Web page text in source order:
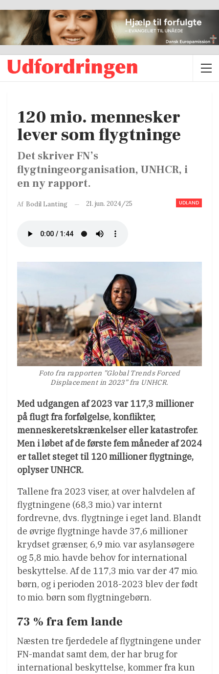
120 mio. mennesker
lever som flygtninge
Det skriver FN’s
flygtningeorganisation, UNHCR, i
en ny rapport.
UDLAND
Af Bodil Lanting 21. jun. 2024/25
Foto fra rapporten ”Global Trends Forced
Displacement in 2023” fra UNHCR.
Med udgangen af 2023 var 117,3 millioner
på flugt fra forfølgelse, konflikter,
menneskeretskrænkelser eller katastrofer.
Men i løbet af de første fem måneder af 2024
er tallet steget til 120 millioner flygtninge,
oplyser UNHCR.
Tallene fra 2023 viser, at over halvdelen af
flygtningene (68,3 mio.) var internt
fordrevne, dvs. flygtninge i eget land. Blandt
de øvrige flygtninge havde 37,6 millioner
krydset grænser, 6,9 mio. var asylansøgere
og 5,8 mio. havde behov for international
beskyttelse. Af de 117,3 mio. var der 47 mio.
børn, og i perioden 2018-2023 blev der født
to mio. børn som flygtningebørn.
73 % fra fem lande
Næsten tre fjerdedele af flygtningene under
FN-mandat samt dem, der har brug for
international beskyttelse, kommer fra kun